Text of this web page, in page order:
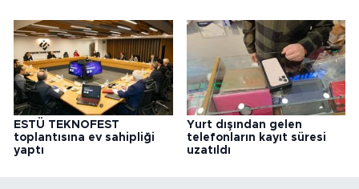
ESTÜ TEKNOFEST
toplantısına ev sahipliği
yaptı
Yurt dışından gelen
telefonların kayıt süresi
uzatıldı